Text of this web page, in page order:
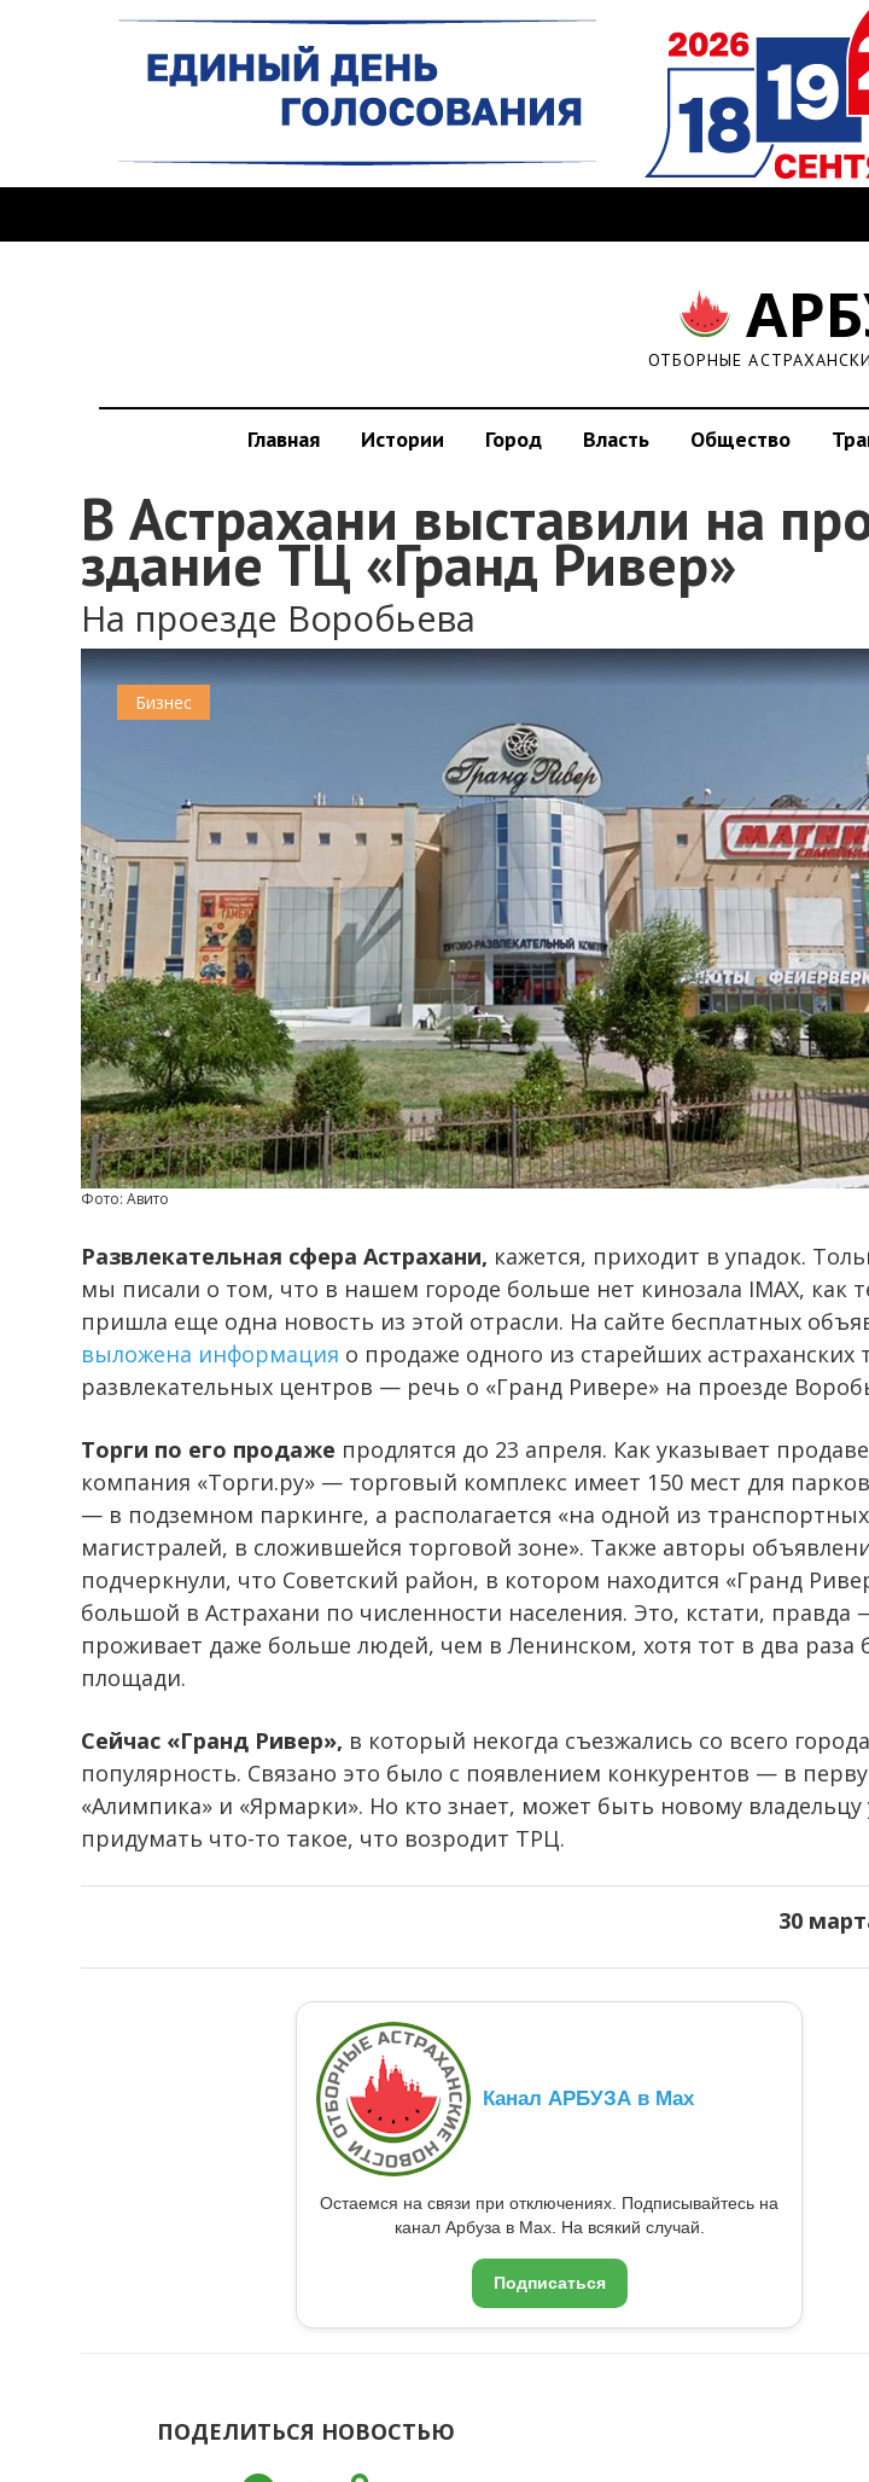
ОТБОРНЫЕ
Главная Истории Город Власть Общество
В Астрахани выставили на
здание ТЦ «Гранд Ривер»
На проезде Воробьева
Бизнес
Фото: Авито
Развлекательная сфера Астрахани, кажется, приходит в упадок.
мы писали о том, что в нашем городе больше нет кинозала IMAX, как
пришла еще одна новость из этой отрасли. На сайте бесплатных
выложена информация о продаже одного из старейших астраханских
развлекательных центров — речь о «Гранд Ривере» на проезде
Торги по его продаже продлятся до 23 апреля. Как указывает
компания «Торги.ру» — торговый комплекс имеет 150 мест для
— в подземном паркинге, а располагается «на одной из транспортных
магистралей, в сложившейся торговой зоне». Также авторы
подчеркнули, что Советский район, в котором находится «Гранд
большой в Астрахани по численности населения. Это, кстати, правда
проживает даже больше людей, чем в Ленинском, хотя тот в два раза
площади.
Сейчас «Гранд Ривер», в который некогда съезжались со всего
популярность. Связано это было с появлением конкурентов — в
«Алимпика» и «Ярмарки». Но кто знает, может быть новому владельцу
придумать что-то такое, что возродит ТРЦ.
30
Канал АРБУЗА в Max
Остаемся на связи при отключениях. Подписывайтесь на
канал Арбуза в Max. На всякий случай.
Подписаться
ПОДЕЛИТЬСЯ НОВОСТЬЮ